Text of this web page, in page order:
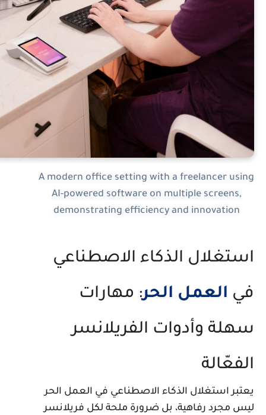
A modern office setting with a freelancer
AI-powered software on multiple screens,
demonstrating efficiency and innovation
الذكاء الاصطناعي
العمل الحر: مهارات
وأدوات الفريلانسر
استغلال الذكاء الاصطناعي في العمل الحر
مجرد رفاهية، بل ضرورة ملحة لكل فريلانسر